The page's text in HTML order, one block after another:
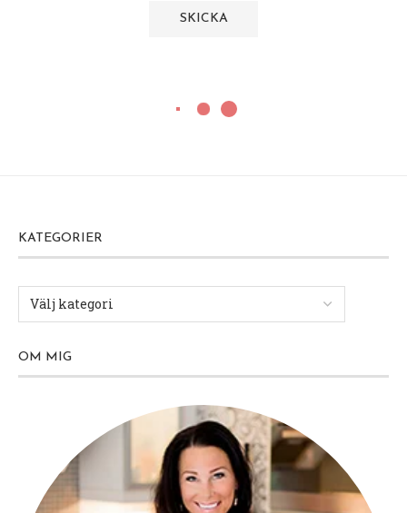
KATEGORIER
OM MIG